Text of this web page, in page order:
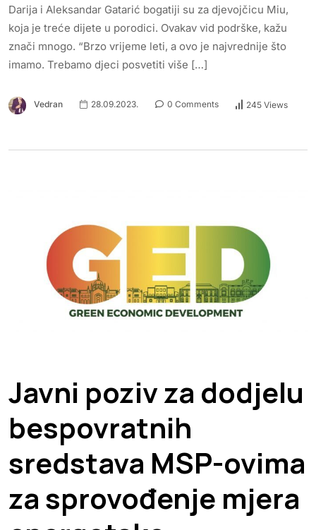
Darija i Aleksandar Gatarić bogatiji su za djevojčicu Miu,
koja je treće dijete u porodici. Ovakav vid podrške, kažu
znači mnogo. “Brzo vrijeme leti, a ovo je najvrednije što
imamo. Trebamo djeci posvetiti više […]
Vedran 28.09.2023. 0 Comments 245 Views
Javni poziv za dodjelu
bespovratnih
sredstava MSP-ovima
za sprovođenje mjera